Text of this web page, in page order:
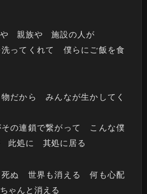
や 親族や 施設の人が
ってくれて 僕らにご飯を食
だから みんなが生かしてく
の連鎖で繋がって こんな僕
此処に 其処に居る
ぬ 世界も消える 何も心配
ゃんと消える